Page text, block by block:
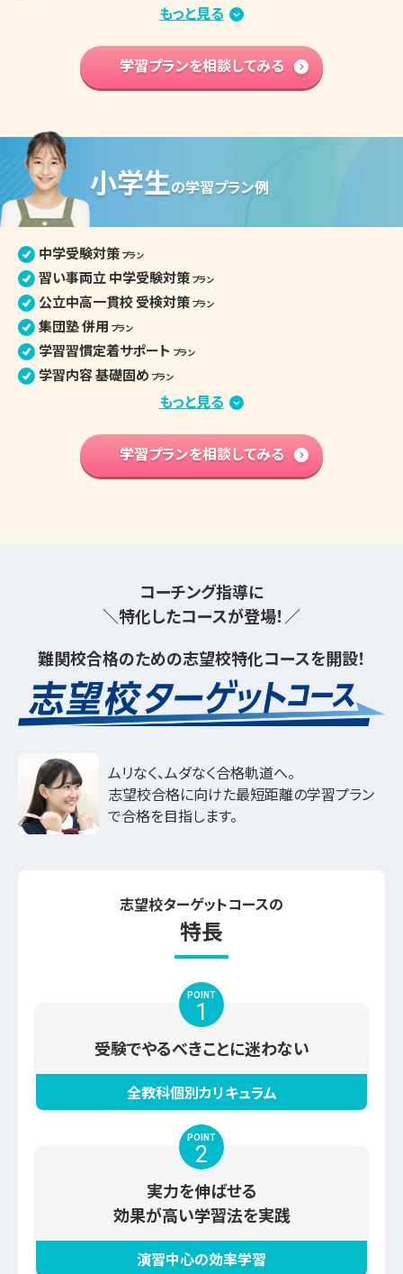
学習内容 基礎固め プラン
英語資格検定対策 プラン
高校学習先取り プラン
中学生の個別指導詳細
もっと見る
学習プランを相談してみる
小学生の学習プラン例
中学受験対策 プラン
習い事両立 中学受験対策 プラン
公立中高一貫校 受検対策 プラン
集団塾 併用 プラン
学習習慣定着サポート プラン
学習内容 基礎固め プラン
苦手克服 習い事両立プラン
中学先取り学習プラン
英語検定対策 プラン
もっと見る
学習プランを相談してみる
コーチング指導に
特化したコースが登場！
難関校合格のための志望校特化コースを開設！
ムリなく、ムダなく合格軌道へ。
志望校合格に向けた最短距離の学習プラン
で合格を目指します。
志望校ターゲットコースの
特長
POINT
1
受験でやるべきことに迷わない
全教科個別カリキュラム
POINT
2
実力を伸ばせる
効果が高い学習法を実践
演習中心の効率学習